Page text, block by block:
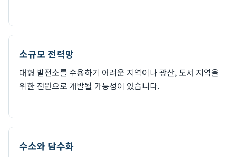
소규모 전력망
대형 발전소를 수용하기 어려운 지역이나 광산, 도서 지역을
위한 전원으로 개발될 가능성이 있습니다.
수소와 담수화